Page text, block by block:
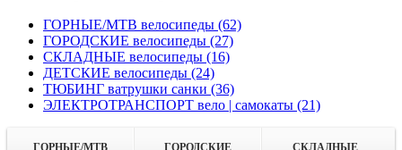
ГОРНЫЕ/MTB велосипеды (62)
ГОРОДСКИЕ велосипеды (27)
СКЛАДНЫЕ велосипеды (16)
ДЕТСКИЕ велосипеды (24)
ТЮБИНГ ватрушки санки (36)
ЭЛЕКТРОТРАНСПОРТ вело | самокаты (21)